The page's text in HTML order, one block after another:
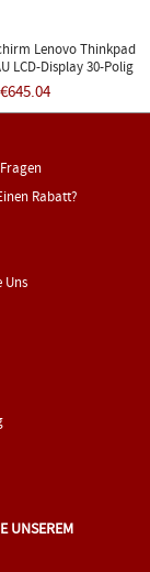
Lenovo Thinkpad
LCD-Display 30-Polig
Non Touch
€645.04
Rabatt?
Uns
UNSEREM